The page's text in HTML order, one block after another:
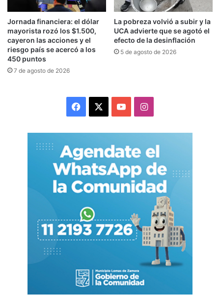
«Express»—,sí hay un interesado que parece
estar más cerca de concretar la operacióny
comenzar a controlar las 700 sucursales que hoy
maneja la compañía francesa.
Carrefour: este empresario está
a punto de comprar la cadena
Se trata de Francisco de Narváez. El exdiputado
nacional y empresario es propietario del Grupo
GDN y es dueño de Changomás, otro gigante
supermercadista, que incorporó en el 2000, tras
quedarse con el control local del grupo
norteamericano Walmart.
la nota de Andrés Sanguinetti, publicada
en este medio, la propuesta «debía acercarse a
unos u$s2.000 millones, con el correr de los días
y las semanas, las pretensiones del grupo
europeo fueron bajando al punto que
Jornada financiera: el dólar
mayorista rozó los $1.500,
cayeron las acciones y el
riesgo país se acercó a los
450 puntos
7 de agosto de 2026
La pobreza volvió a subir y la
UCA advierte que se agotó el
efecto de la desinflación
5 de agosto de 2026
Facebook YouTubeInstagram